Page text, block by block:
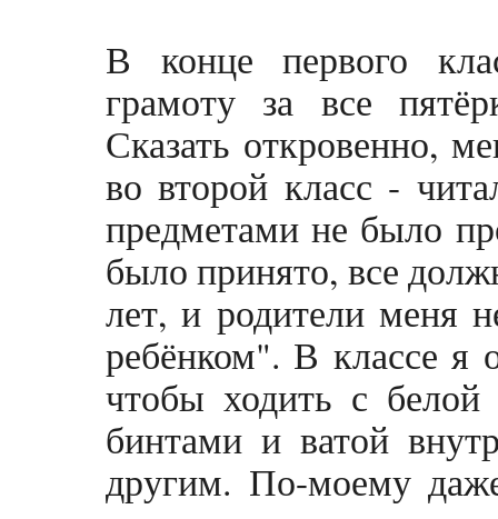
В конце первого
грамоту за все
Сказать откровенно,
во второй класс -
предметами не было
было принято, все
лет, и родители меня
ребёнком". В классе я
чтобы ходить с
бинтами и ватой
другим. По-моему